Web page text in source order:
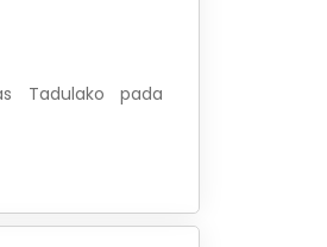
Tadulako pada